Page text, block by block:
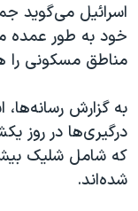
اسرائيل می‌گوید
خود به طور عمده
مناطق مسکونی را
به گزارش رسانه‌ها،
شده‌اند.